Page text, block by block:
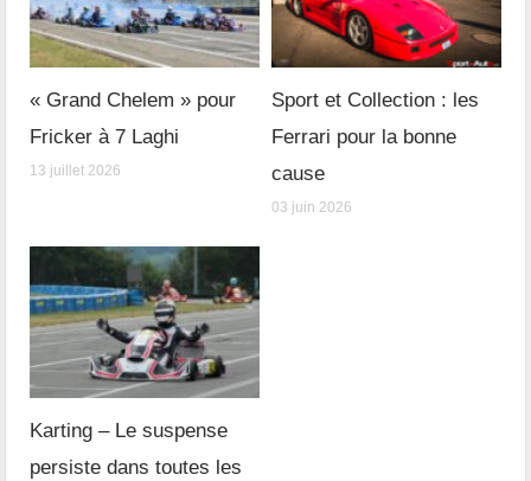
« Grand Chelem » pour
Fricker à 7 Laghi
13 juillet 2026
Sport et Collection : les
Ferrari pour la bonne
cause
03 juin 2026
Karting – Le suspense
persiste dans toutes les